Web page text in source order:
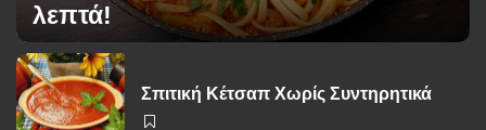
λεπτά!
Posted
by
George Zolis 26 Νοεμβρίου 2025
Σπιτική Κέτσαπ Χωρίς Συντηρητικά